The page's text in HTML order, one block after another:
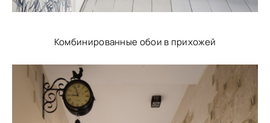
Комбинированные обои в прихожей